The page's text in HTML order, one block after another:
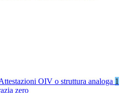
OIV o struttura analoga 1
zero